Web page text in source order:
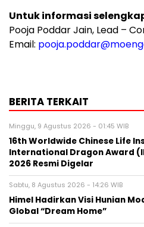
Untuk informasi
Pooja Poddar Jain, Lead –
Email:
BERITA TERKAIT
Minggu, 9 Agustus 2026 - 01:45 WIB
16th Worldwide Chinese Life
International Dragon Award
2026 Resmi Digelar
Sabtu, 8 Agustus 2026 - 14:26 WIB
Himel Hadirkan Visi Hunian
Global “Dream Home”